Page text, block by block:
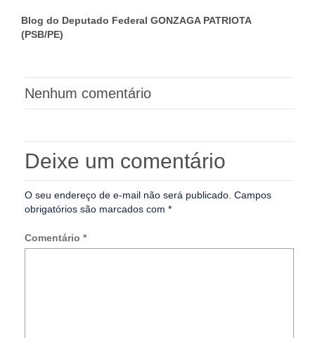
Blog do Deputado Federal GONZAGA PATRIOTA
(PSB/PE)
Nenhum comentário
Deixe um comentário
O seu endereço de e-mail não será publicado. Campos
obrigatórios são marcados com *
Comentário *